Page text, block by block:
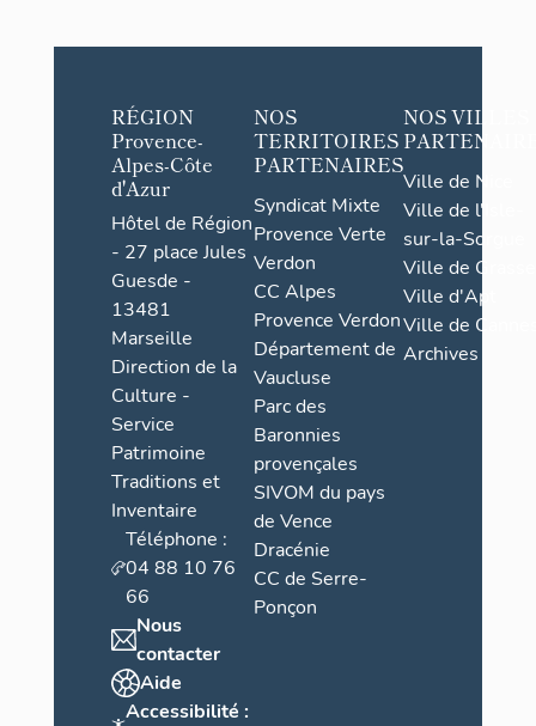
RÉGION
Provence-
Alpes-Côte
d'Azur
Hôtel de Région
- 27 place Jules
Guesde -
13481
Marseille
Direction de la
Culture -
Service
Patrimoine
Traditions et
Inventaire
Téléphone :
04 88 10 76
66
Nous
contacter
Aide
Accessibilité :
NOS
TERRITOIRES
PARTENAIRES
Syndicat Mixte
Provence Verte
Verdon
CC Alpes
Provence Verdon
Département de
Vaucluse
Parc des
Baronnies
provençales
SIVOM du pays
de Vence
Dracénie
CC de Serre-
Ponçon
NOS VILLES
Ville de Nice
Ville de l'Isle-
sur-la-Sorgue
Ville de Grasse
Ville d'Apt
Ville de
Archives